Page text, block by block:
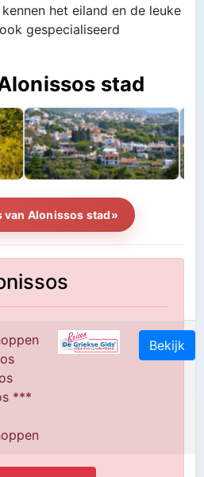
het eiland en de leuke
gespecialiseerd
stad
van Alonissos stad»
***
Bekijk